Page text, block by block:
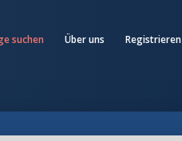
suchen Über uns Registrieren